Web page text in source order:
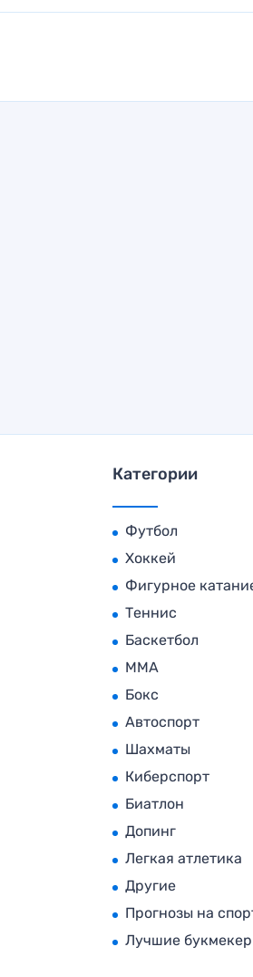
Категории
Футбол
Хоккей
Фигурное
Теннис
Баскетбол
MMA
Бокс
Автоспорт
Шахматы
Киберспорт
Биатлон
Допинг
Легкая атлетика
Другие
Прогнозы на
Лучшие